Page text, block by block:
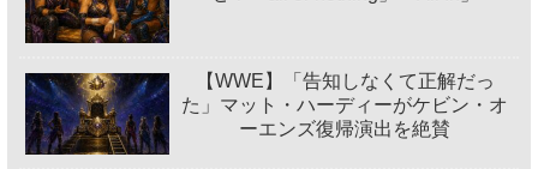
【WWE】「告知しなくて正解だっ
た」マット・ハーディーがケビン・オ
ーエンズ復帰演出を絶賛